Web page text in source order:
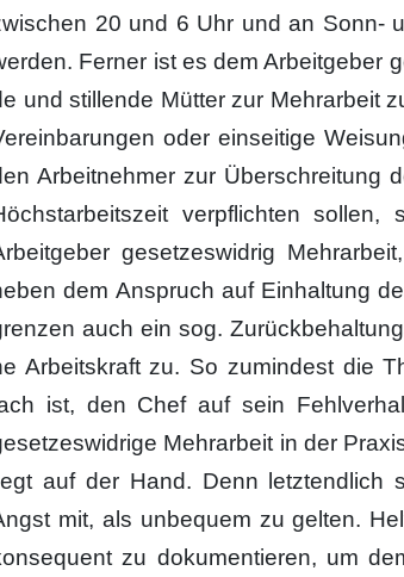
20 und 6 Uhr und an Sonn-
Fer­ner ist es dem Arbeit­ge­ber
und stil­len­de Müt­ter zur Mehr­ar­beit
oder ein­sei­ti­ge
Arbeit­neh­mer zur Über­schrei­tung
ver­pflich­ten sol­len,
geset­zes­wid­rig
dem Anspruch auf Ein­hal­tung
auch ein sog.
Arbeits­kraft zu. So zumin­dest die
ist, den Chef auf sein
Mehr­ar­beit in der
auf der Hand. Denn letzt­end­lich
mit, als unbe­quem zu gel­ten.
zu doku­men­tie­ren, um